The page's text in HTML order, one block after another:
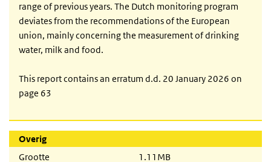
range of previous years. The Dutch monitoring program
deviates from the recommendations of the European
union, mainly concerning the measurement of drinking
water, milk and food.
This report contains an erratum d.d. 20 January 2026 on
page 63
Overig
Grootte
1.11MB